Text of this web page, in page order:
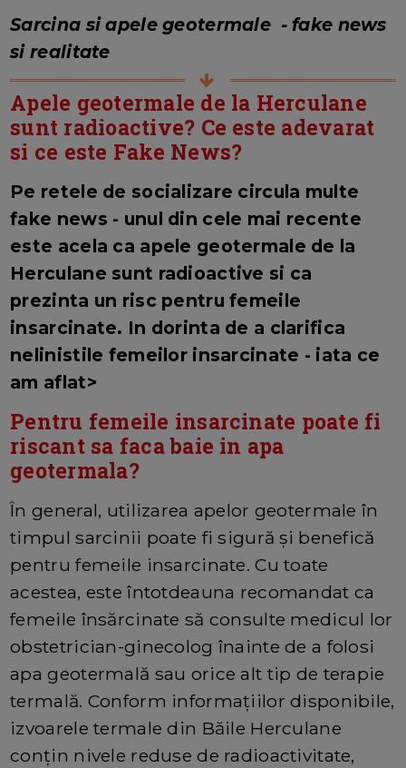
Sarcina si apele geotermale - fake news
si realitate
Apele geotermale de la Herculane
sunt radioactive? Ce este adevarat
si ce este Fake News?
Pe retele de socializare circula multe
fake news - unul din cele mai recente
este acela ca apele geotermale de la
Herculane sunt radioactive si ca
prezinta un risc pentru femeile
insarcinate. In dorinta de a clarifica
nelinistile femeilor insarcinate - iata ce
am aflat>
Pentru femeile insarcinate poate fi
riscant sa faca baie in apa
geotermala?
În general, utilizarea apelor geotermale în
timpul sarcinii poate fi sigură și benefică
pentru femeile insarcinate. Cu toate
acestea, este întotdeauna recomandat ca
femeile însărcinate să consulte medicul lor
obstetrician-ginecolog înainte de a folosi
apa geotermală sau orice alt tip de terapie
termală. Conform informațiilor disponibile,
izvoarele termale din Băile Herculane
conțin nivele reduse de radioactivitate,